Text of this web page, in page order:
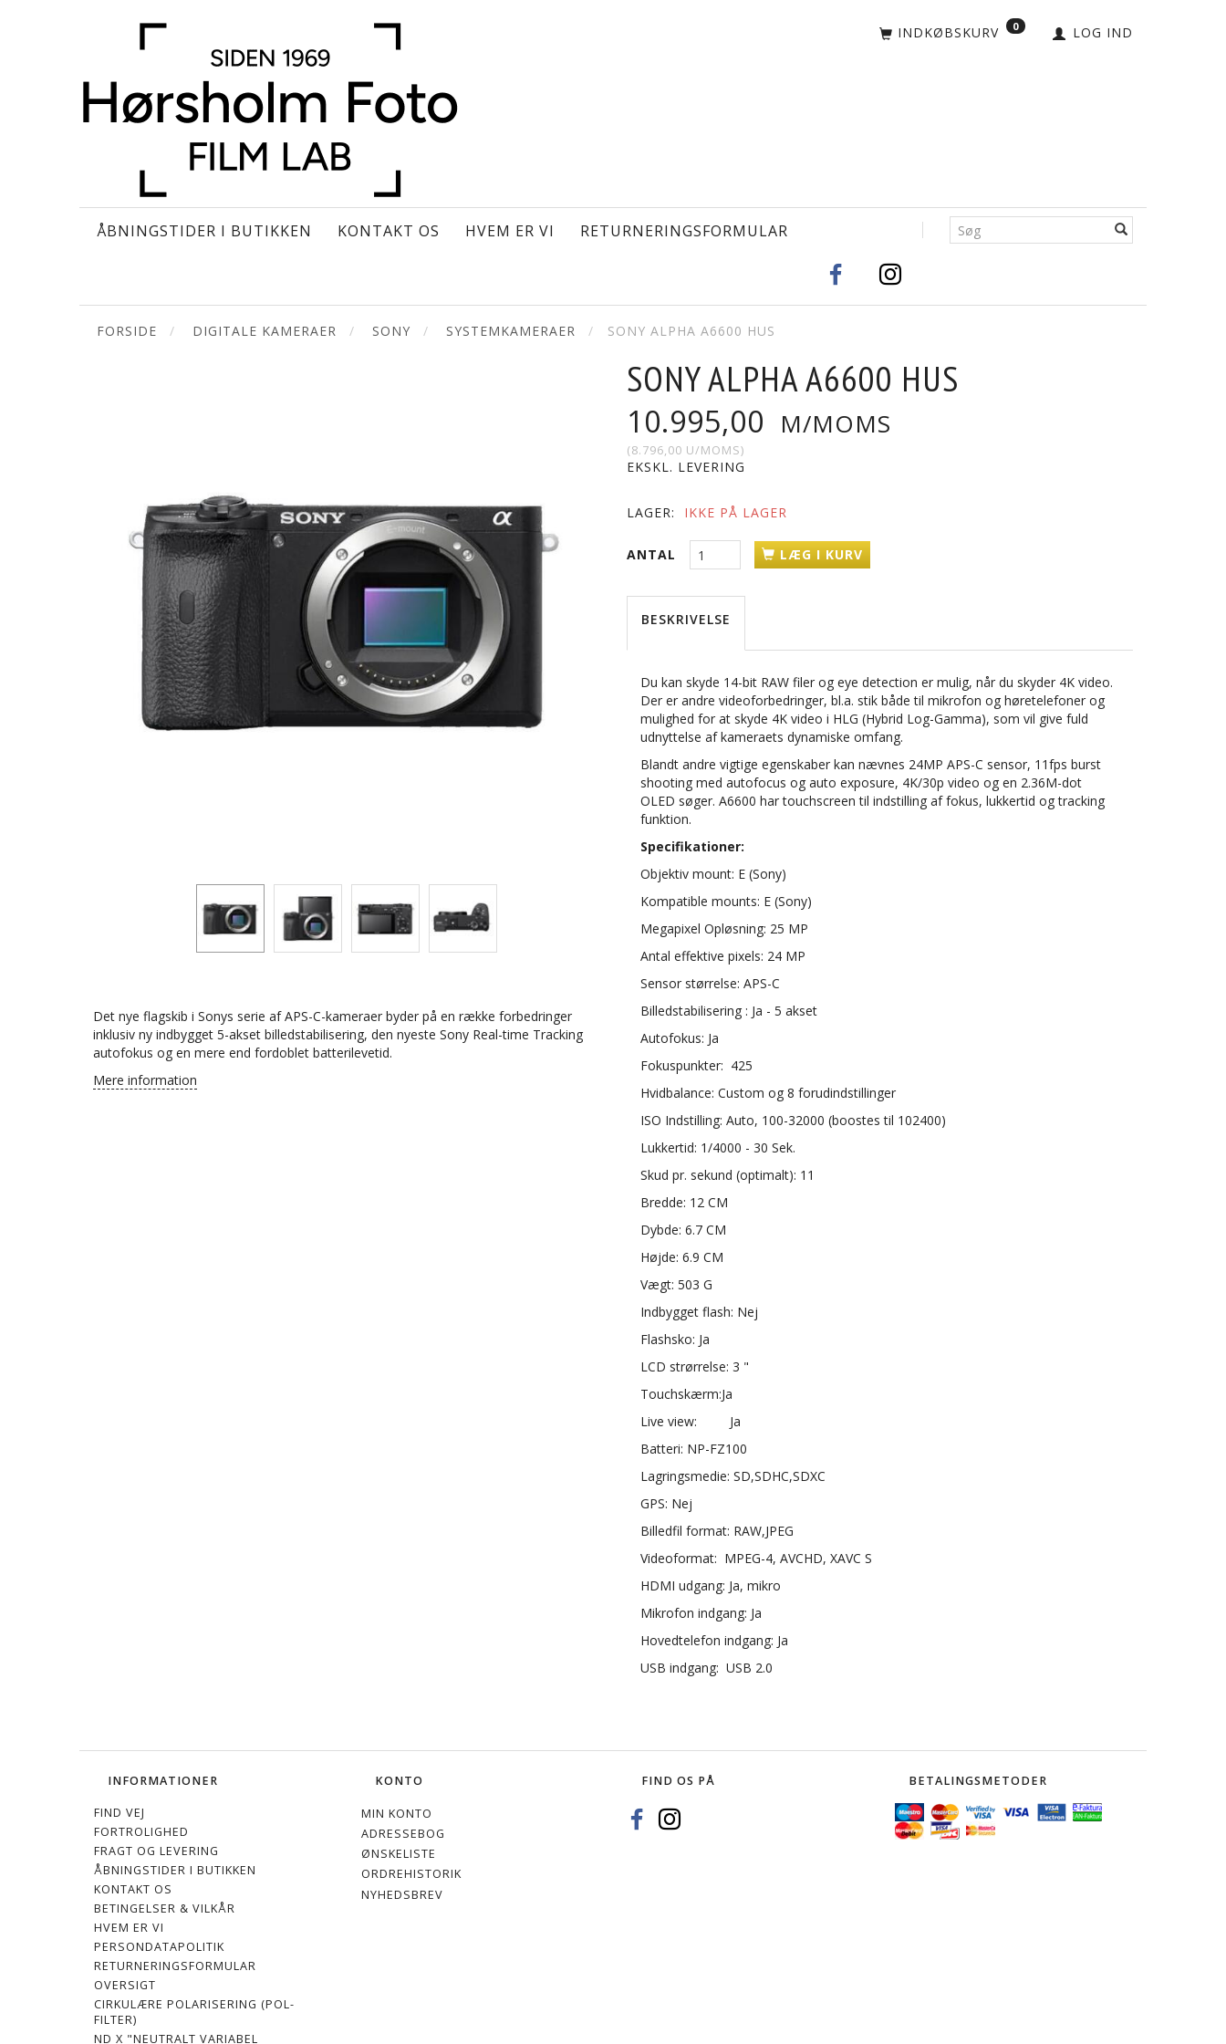
LOG IND
INDKØBSKURV 0
ÅBNINGSTIDER I BUTIKKEN KONTAKT OS HVEM ER VI RETURNERINGSFORMULAR
FORSIDE DIGITALE KAMERAER SONY SYSTEMKAMERAER SONY ALPHA A6600 HUS
Det nye flagskib i Sonys serie af APS-C-kameraer byder på en række forbedringer
inklusiv ny indbygget 5-akset billedstabilisering, den nyeste Sony Real-time Tracking
autofokus og en mere end fordoblet batterilevetid.
Mere information
SONY ALPHA A6600 HUS
10.995,00 M/MOMS
(8.796,00 U/MOMS)
EKSKL. LEVERING
LAGER: IKKE PÅ LAGER
ANTAL LÆG I KURV
BESKRIVELSE
Du kan skyde 14-bit RAW filer og eye detection er mulig, når du skyder 4K video.
Der er andre videoforbedringer, bl.a. stik både til mikrofon og høretelefoner og
mulighed for at skyde 4K video i HLG (Hybrid Log-Gamma), som vil give fuld
udnyttelse af kameraets dynamiske omfang.
Blandt andre vigtige egenskaber kan nævnes 24MP APS-C sensor, 11fps burst
shooting med autofocus og auto exposure, 4K/30p video og en 2.36M-dot
OLED søger. A6600 har touchscreen til indstilling af fokus, lukkertid og tracking
funktion.
Specifikationer:
Objektiv mount: E (Sony)
Kompatible mounts: E (Sony)
Megapixel Opløsning: 25 MP
Antal effektive pixels: 24 MP
Sensor størrelse: APS-C
Billedstabilisering : Ja - 5 akset
Autofokus: Ja
Fokuspunkter: 425
Hvidbalance: Custom og 8 forudindstillinger
ISO Indstilling: Auto, 100-32000 (boostes til 102400)
Lukkertid: 1/4000 - 30 Sek.
Skud pr. sekund (optimalt): 11
Bredde: 12 CM
Dybde: 6.7 CM
Højde: 6.9 CM
Vægt: 503 G
Indbygget flash: Nej
Flashsko: Ja
LCD strørrelse: 3 "
Touchskærm:Ja
Live view: Ja
Batteri: NP-FZ100
Lagringsmedie: SD,SDHC,SDXC
GPS: Nej
Billedfil format: RAW,JPEG
Videoformat: MPEG-4, AVCHD, XAVC S
HDMI udgang: Ja, mikro
Mikrofon indgang: Ja
Hovedtelefon indgang: Ja
USB indgang: USB 2.0
INFORMATIONER
FIND VEJ
FORTROLIGHED
FRAGT OG LEVERING
ÅBNINGSTIDER I BUTIKKEN
KONTAKT OS
BETINGELSER & VILKÅR
HVEM ER VI
PERSONDATAPOLITIK
RETURNERINGSFORMULAR
OVERSIGT
CIRKULÆRE POLARISERING (POL-
FILTER)
ND X "NEUTRALT VARIABEL
KONTO
MIN KONTO
ADRESSEBOG
ØNSKELISTE
ORDREHISTORIK
NYHEDSBREV
FIND OS PÅ BETALINGSMETODER